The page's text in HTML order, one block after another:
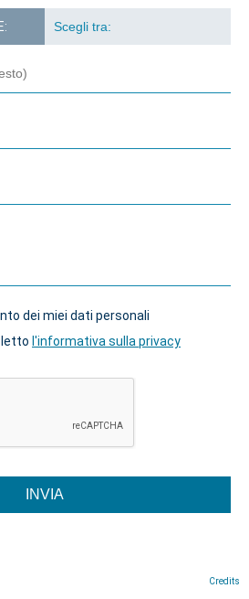
dei miei dati personali
letto l'informativa sulla privacy
INVIA
Credits